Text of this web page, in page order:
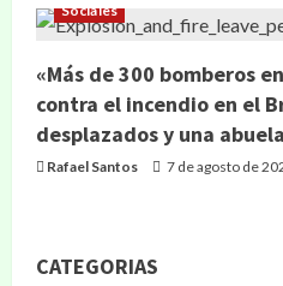
Sociales
«Más de 300 bomberos
contra el incendio en el
desplazados y una
Rafael Santos 7 de agosto de
CATEGORIAS